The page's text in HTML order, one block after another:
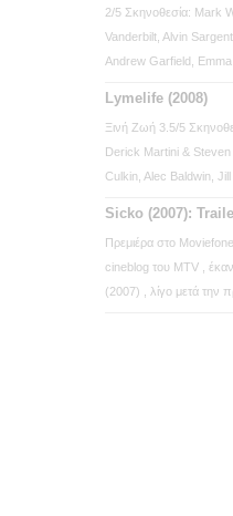
2/5 Σκηνοθεσία: Mark
Vanderbilt, Alvin
Andrew Garfield, Emma
Lymelife (2008)
Ξινή Ζωή 3.5/5
Derick Martini & Steven
Culkin, Alec Baldwin, Jill
Sicko (2007):
Πρεμιέρα στο
cineblog του MTV ,
(2007) , λίγο μετά την